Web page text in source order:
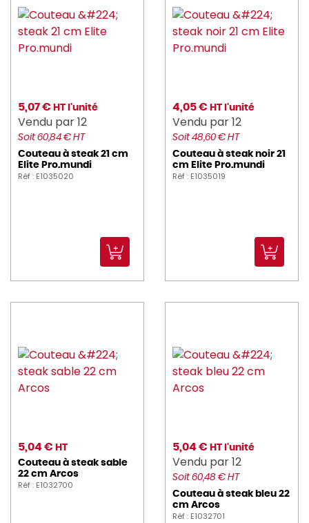
5,07 € HT l'unité
Vendu par 12
Soit 60,84 € HT
Couteau à steak 21 cm
Elite Pro.mundi
Réf : E1035020
4,05 € HT l'unité
Vendu par 12
Soit 48,60 € HT
Couteau à steak noir 21
cm Elite Pro.mundi
Réf : E1035019
5,04 € HT
Couteau à steak sable
22 cm Arcos
Réf : E1032700
5,04 € HT l'unité
Vendu par 12
Soit 60,48 € HT
Couteau à steak bleu 22
cm Arcos
Réf : E1032701